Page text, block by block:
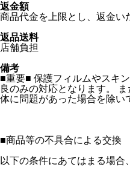
返金額
商品代金を上限とし、返金い
返品送料
店舗負担
備考
■重要■ 保護フィルムやスキ
良のみの対応となります。
体に問題があった場合を除い
■商品等の不具合による交換
以下の条件にあてはまる場合